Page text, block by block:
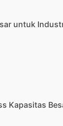
untuk
Kapasitas